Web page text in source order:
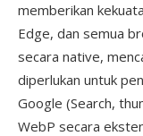
memberikan
Edge, dan semua
secara native,
diperlukan untuk
Google (Search,
WebP secara